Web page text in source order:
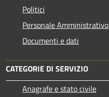
Politici
Personale Amministrativo
Documenti e dati
CATEGORIE DI SERVIZIO
Anagrafe e stato civile